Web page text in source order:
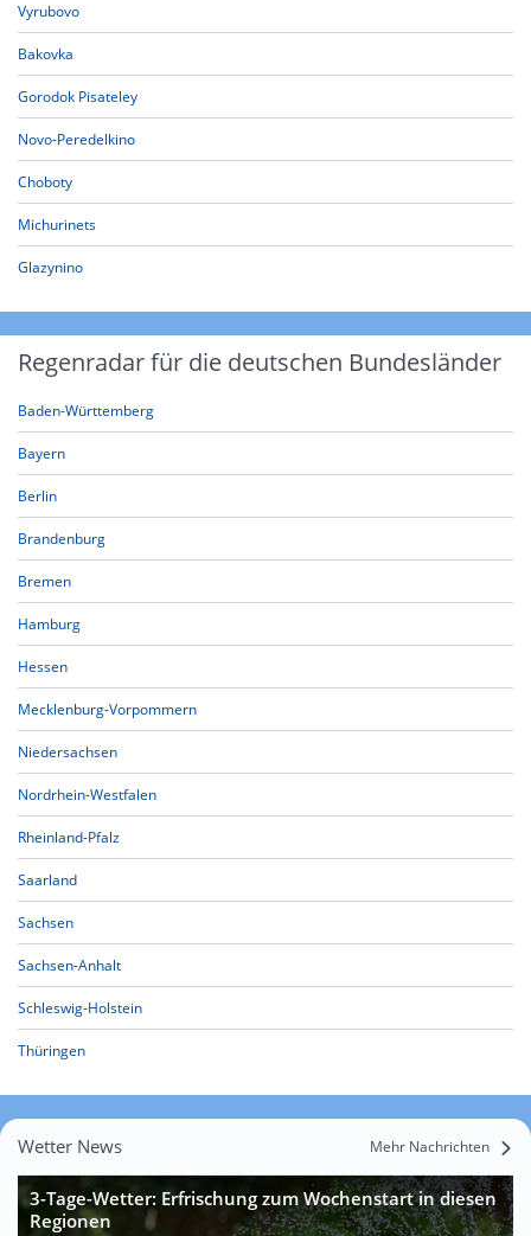
Vyrubovo
Bakovka
Gorodok Pisateley
Novo-Peredelkino
Choboty
Michurinets
Glazynino
Regenradar für die deutschen Bundesländer
Baden-Württemberg
Bayern
Berlin
Brandenburg
Bremen
Hamburg
Hessen
Mecklenburg-Vorpommern
Niedersachsen
Nordrhein-Westfalen
Rheinland-Pfalz
Saarland
Sachsen
Sachsen-Anhalt
Schleswig-Holstein
Thüringen
Wetter News Mehr Nachrichten
3-Tage-Wetter: Erfrischung zum Wochenstart in diesen
Regionen